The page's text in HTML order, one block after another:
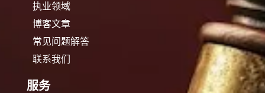
执业领域
博客文章
常见问题解答
联系我们
服务